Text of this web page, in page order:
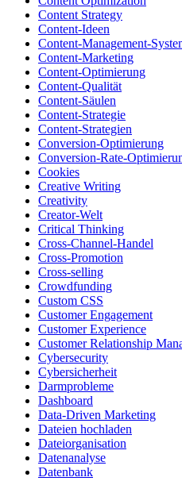
Content Strategy
Content-Ideen
Content-Management-
Content-Marketing
Content-Optimierung
Content-Qualität
Content-Säulen
Content-Strategie
Content-Strategien
Conversion-Optimierung
Conversion-Rate-
Cookies
Creative Writing
Creativity
Creator-Welt
Critical Thinking
Cross-Channel-Handel
Cross-Promotion
Cross-selling
Crowdfunding
Custom CSS
Customer Engagement
Customer Experience
Customer Relationship
Cybersecurity
Cybersicherheit
Darmprobleme
Dashboard
Data-Driven Marketing
Dateien hochladen
Dateiorganisation
Datenanalyse
Datenbank